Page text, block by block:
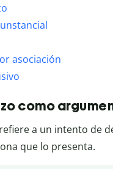
asociación
como
a un intento de
que lo presenta.